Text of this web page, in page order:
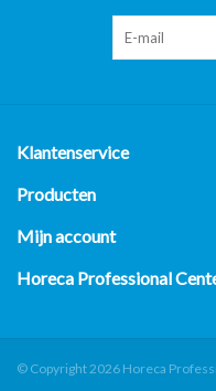
Klantenservice
Producten
Mijn account
Horeca Professional
© Copyright 2026 Horeca